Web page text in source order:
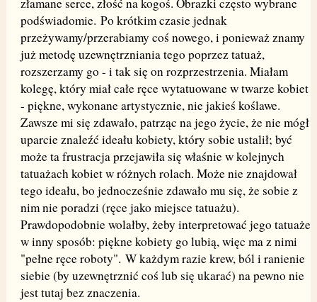
podświadomie. Po krótkim czasie jednak
przeżywamy/przerabiamy coś nowego, i ponieważ znamy
już metodę uzewnętrzniania tego poprzez tatuaż,
rozszerzamy go - i tak się on rozprzestrzenia. Miałam
kolegę, który miał całe ręce wytatuowane w twarze kobiet
- piękne, wykonane artystycznie, nie jakieś koślawe.
Zawsze mi się zdawało, patrząc na jego życie, że nie mógł
uparcie znaleźć ideału kobiety, który sobie ustalił; być
może ta frustracja przejawiła się właśnie w kolejnych
tatuażach kobiet w różnych rolach. Może nie znajdował
tego ideału, bo jednocześnie zdawało mu się, że sobie z
nim nie poradzi (ręce jako miejsce tatuażu).
Prawdopodobnie wolałby, żeby interpretować jego tatuaże
w inny sposób: piękne kobiety go lubią, więc ma z nimi
"pełne ręce roboty". W każdym razie krew, ból i ranienie
siebie (by uzewnętrznić coś lub się ukarać) na pewno nie
jest tutaj bez znaczenia.